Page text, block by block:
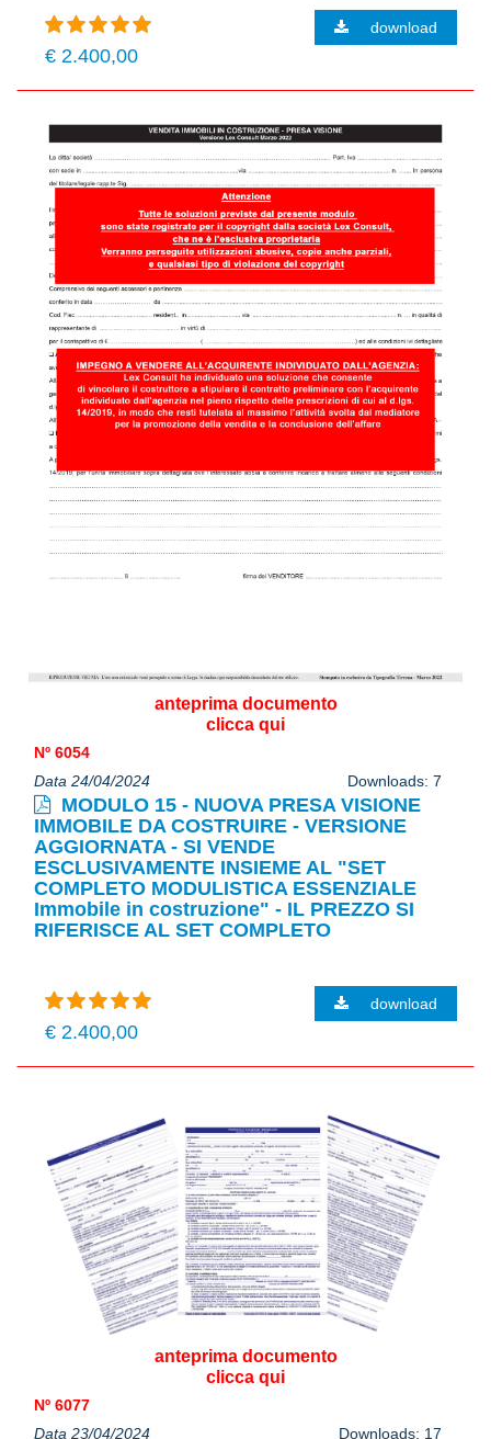
€ 2.400,00
download
anteprima documento
clicca qui
Nº 6054
Data 24/04/2024
Downloads: 7
MODULO 15 - NUOVA PRESA VISIONE
IMMOBILE DA COSTRUIRE - VERSIONE
AGGIORNATA - SI VENDE
ESCLUSIVAMENTE INSIEME AL "SET
COMPLETO MODULISTICA ESSENZIALE
Immobile in costruzione" - IL PREZZO SI
RIFERISCE AL SET COMPLETO
€ 2.400,00
download
anteprima documento
clicca qui
Nº 6077
Data 23/04/2024
Downloads: 17